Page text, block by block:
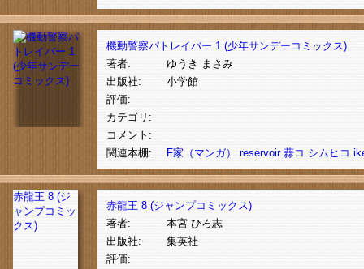
機動警察パトレイバー 1 (少年サンデーコミックス)
著者:
ゆうき まさみ
出版社:
小学館
評価:
カテゴリ:
コメント:
関連本棚:
F家（マンガ） reservoir 蒜コ シムヒコ
赤龍王 8 (ジ
ャンプコミッ
クス)
赤龍王 8 (ジャンプコミックス)
著者:
本宮 ひろ志
出版社:
集英社
評価: